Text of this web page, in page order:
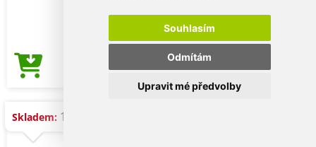
Souhlasím
Odmítám
Upravit mé předvolby
Cena od56,56 Kč
Skladem: 10.419 ks